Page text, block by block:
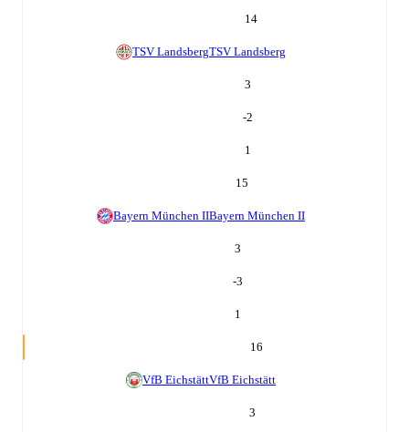
14
TSV LandsbergTSV Landsberg
3
-2
1
15
Bayern München IIBayern München II
3
-3
1
16
VfB EichstättVfB Eichstätt
3